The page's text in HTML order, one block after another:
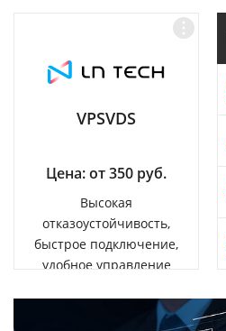
VPSVDS
Цена: от 350 руб.
Высокая
отказоустойчивость,
быстрое подключение,
удобное управление